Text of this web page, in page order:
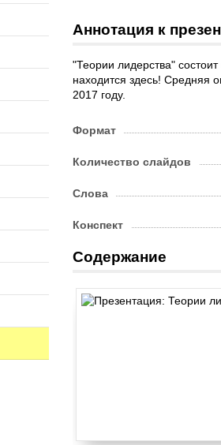
Аннотация к
"Теории лидерства"
находится здесь! Средняя
2017 году.
Формат
Количество слайдов
Слова
Конспект
Содержание